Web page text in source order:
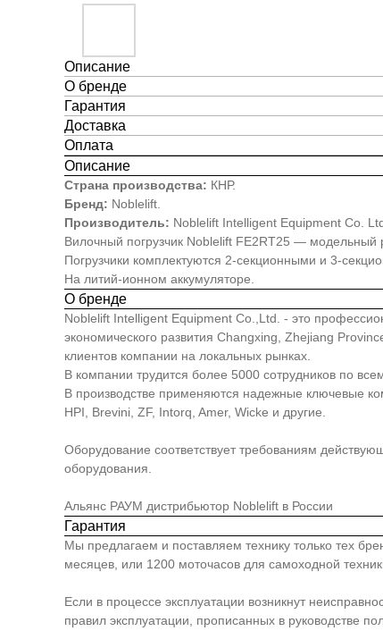
Описание
О бренде
Гарантия
Доставка
Оплата
Описание
Страна производства: КНР.
Бренд: Noblelift.
Производитель: Noblelift Intelligent Equipment Co.
Вилочный погрузчик Noblelift FE2RT25 — модельный
Погрузчики комплектуются 2-секционными и 3-
На литий-ионном аккумуляторе.
О бренде
Noblelift Intelligent Equipment Co.,Ltd. - это
экономического развития Changxing, Zhejiang
клиентов компании на локальных рынках.
В компании трудится более 5000 сотрудников по
В производстве применяются надежные ключевые
HPI, Brevini, ZF, Intorq, Amer, Wicke и другие.
Оборудование соответствует требованиям
оборудования.
Альянс РАУМ дистрибьютор Noblelift в России
Гарантия
Мы предлагаем и поставляем технику только тех
месяцев, или 1200 моточасов для самоходной
Если в процессе эксплуатации возникнут
правил эксплуатации, прописанных в руководстве